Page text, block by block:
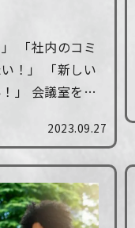
「社内のコミ
！」 「新しい
」 会議室を抜
に高い注目が
2023.09.27